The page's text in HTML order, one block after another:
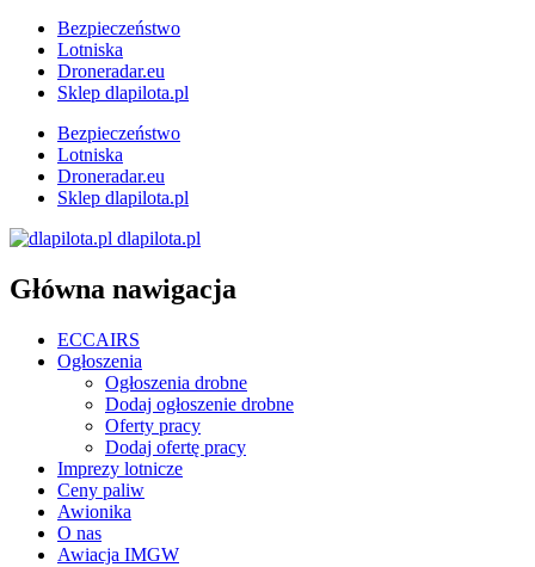
Bezpieczeństwo
Lotniska
Droneradar.eu
Sklep dlapilota.pl
Bezpieczeństwo
Lotniska
Droneradar.eu
Sklep dlapilota.pl
dlapilota.pl
Główna nawigacja
ECCAIRS
Ogłoszenia
Ogłoszenia drobne
Dodaj ogłoszenie drobne
Oferty pracy
Dodaj ofertę pracy
Imprezy lotnicze
Ceny paliw
Awionika
O nas
Awiacja IMGW